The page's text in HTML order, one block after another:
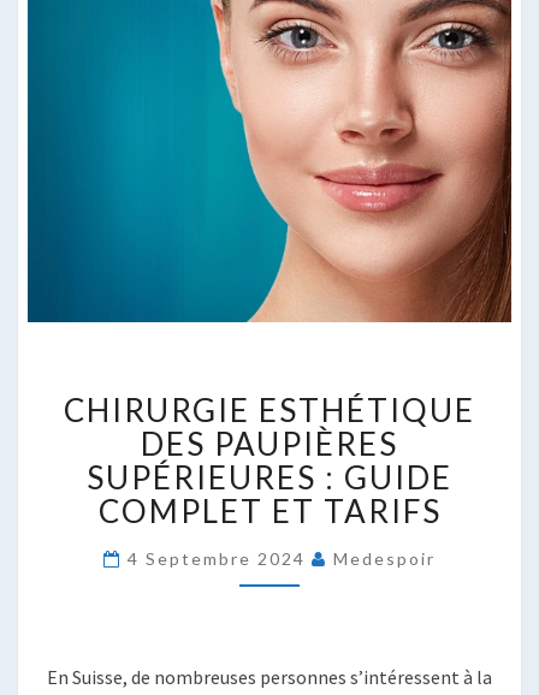
ESTHÉTIQUE
DES
PAUPIÈRES
SUPÉRIEURES
COMPLET
ET
CHIRURGIE ESTHÉTIQUE
DES PAUPIÈRES
SUPÉRIEURES : GUIDE
COMPLET ET TARIFS
4 Septembre 2024 Medespoir
En Suisse, de nombreuses personnes s’intéressent à la